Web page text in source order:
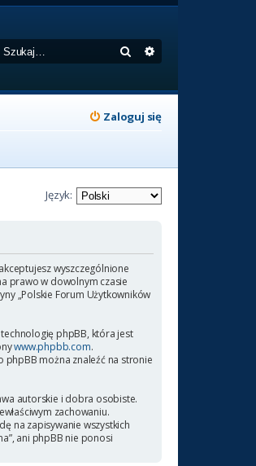
Szukaj
Zaloguj się
Język:
wyszczególnione
prawo w dowolnym czasie
„Polskie Forum Użytkowników
technologię phpBB, która jest
www.phpbb.com.
phpBB można znaleźć na stronie
autorskie i dobra osobiste.
zachowaniu.
na zapisywanie wszystkich
ani phpBB nie ponosi